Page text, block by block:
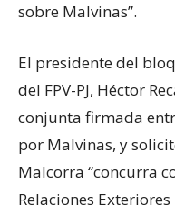
sobre Malvinas”.
El presidente del
del FPV-PJ, Héctor
conjunta firmada
por Malvinas, y
Malcorra “concurra
Relaciones